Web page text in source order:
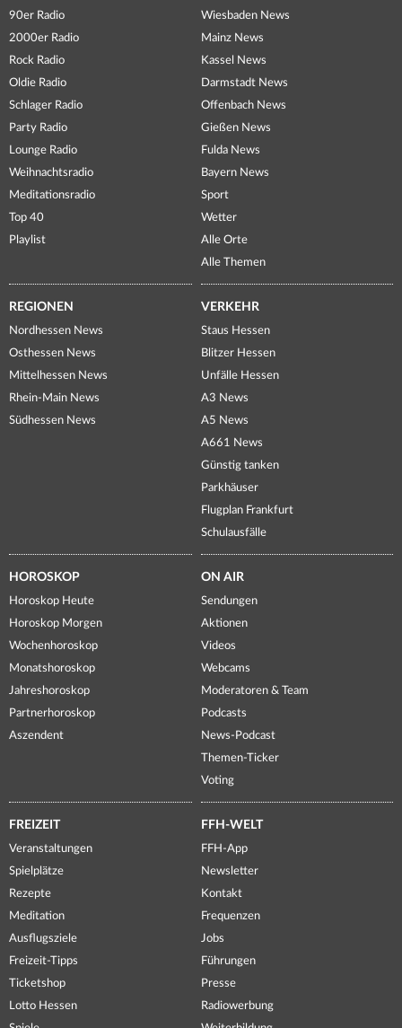
90er Radio
2000er Radio
Rock Radio
Oldie Radio
Schlager Radio
Party Radio
Lounge Radio
Weihnachtsradio
Meditationsradio
Top 40
Playlist
Wiesbaden News
Mainz News
Kassel News
Darmstadt News
Offenbach News
Gießen News
Fulda News
Bayern News
Sport
Wetter
Alle Orte
Alle Themen
REGIONEN
Nordhessen News
Osthessen News
Mittelhessen News
Rhein-Main News
Südhessen News
VERKEHR
Staus Hessen
Blitzer Hessen
Unfälle Hessen
A3 News
A5 News
A661 News
Günstig tanken
Parkhäuser
Flugplan Frankfurt
Schulausfälle
HOROSKOP
Horoskop Heute
Horoskop Morgen
Wochenhoroskop
Monatshoroskop
Jahreshoroskop
Partnerhoroskop
Aszendent
ON AIR
Sendungen
Aktionen
Videos
Webcams
Moderatoren & Team
Podcasts
News-Podcast
Themen-Ticker
Voting
FREIZEIT
Veranstaltungen
Spielplätze
Rezepte
Meditation
Ausflugsziele
Freizeit-Tipps
Ticketshop
Lotto Hessen
FFH-WELT
FFH-App
Newsletter
Kontakt
Frequenzen
Jobs
Führungen
Presse
Radiowerbung